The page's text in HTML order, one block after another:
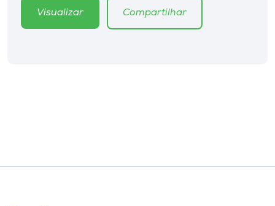
Rádio
o idioma
Visualizar Compartilhar